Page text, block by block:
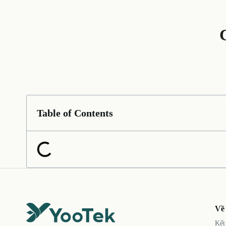
Table of Contents
Về